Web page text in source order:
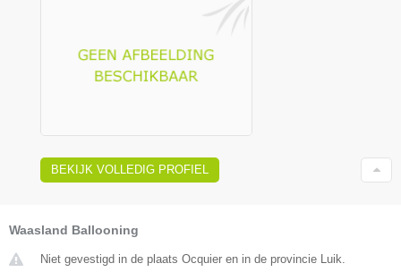
BEKIJK VOLLEDIG PROFIEL
Waasland Ballooning
Niet gevestigd in de plaats Ocquier en in de provincie Luik.